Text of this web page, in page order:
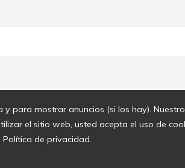
para mostrar anuncios (si los hay).
el sitio web, usted acepta el uso de
de privacidad.